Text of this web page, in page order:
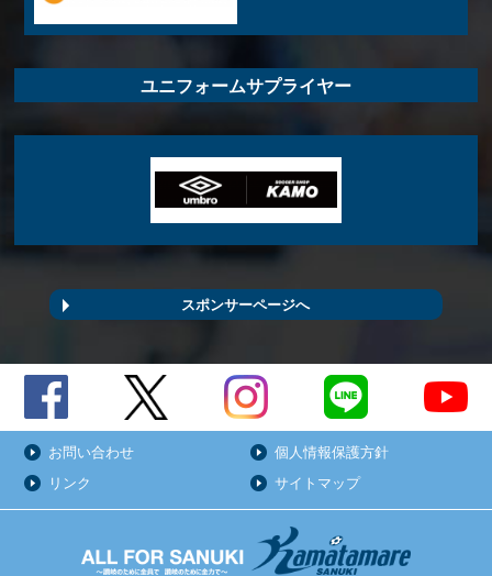
ユニフォームサプライヤー
スポンサーページへ
お問い合わせ
個人情報保護方針
リンク
サイトマップ